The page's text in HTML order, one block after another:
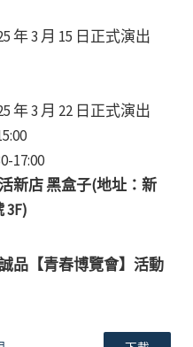
年 3 月 15 日正式演出
年 3 月 22 日正式演出
17:00
新店 黑盒子(地址：新
3F)
品【青春博覽會】活動